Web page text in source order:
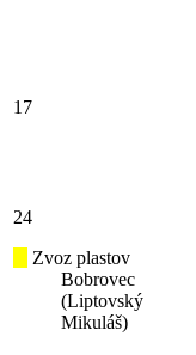
17
24
Zvoz plastov
Bobrovec
(Liptovský
Mikuláš)